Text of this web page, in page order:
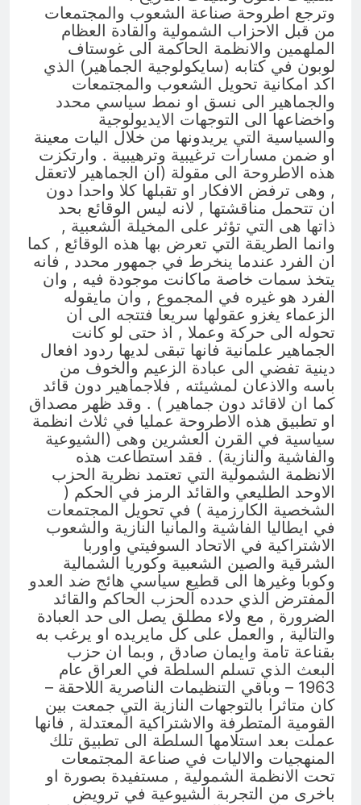
وترجع اطروحة صناعة الشعوب والمجتمعات
من قبل الاحزاب الشمولية والقادة العظام
الملهمين والانظمة الحاكمة الى غوستاف
لوبون في كتابه (سايكولوجية الجماهير) الذي
اكد امكانية تحويل الشعوب والمجتمعات
والجماهير الى نسق او نمط سياسي محدد
واخضاعها الى التوجهات الايديولوجية
والسياسية التي يريدونها من خلال اليات معينة
او ضمن مسارات ترغيبية وترهيبية . وارتكزت
هذه الاطروحة الى مقولة (ان الجماهير لاتعقل
, وهى ترفض الافكار او تقبلها كلا واحدا دون
ان تتحمل مناقشتها , لانه ليس الوقائع بحد
ذاتها هى التي تؤثر على المخيلة الشعبية ,
وانما الطريقة التي تعرض بها هذه الوقائع , كما
ان الفرد عندما ينخرط في جمهور محدد , فانه
يتخذ سمات خاصة ماكانت موجودة فيه , وان
الفرد هو غيره في المجموع , وان مايقوله
الزعماء يغزو عقولها سريعا فتتجه الى ان
تحوله الى حركة وعملا , اذ حتى لو كانت
الجماهير علمانية فانها تبقى لديها ردود افعال
دينية تفضي الى عبادة الزعيم والخوف من
باسه والاذعان لمشيئته , فلاجماهير دون قائد
كما ان لاقائد دون جماهير ) . وقد ظهر مصداق
او تطبيق هذه الاطروحة عمليا في ثلاث انظمة
سياسية في القرن العشرين وهى (الشيوعية
والفاشية والنازية) . فقد استطاعت هذه
الانظمة الشمولية التي تعتمد نظرية الحزب
الاوحد الطليعي والقائد الرمز في الحكم (
الشخصية الكارزمية ) في تحويل المجتمعات
في ايطاليا الفاشية والمانيا النازية والشعوب
الاشتراكية في الاتحاد السوفيتي واوربا
الشرقية والصين الشعبية وكوريا الشمالية
وكوبا وغيرها الى قطيع سياسي هائج ضد العدو
المفترض الذي حدده الحزب الحاكم والقائد
الضرورة , مع ولاء مطلق يصل الى حد العبادة
والتالية , والعمل على كل مايريده او يرغب به
بقناعة تامة وايمان صادق , وبما ان حزب
البعث الذي تسلم السلطة في العراق عام
1963 – وباقي التنظيمات الناصرية اللاحقة –
كان متاثرا بالتوجهات النازية التي جمعت بين
القومية المتطرفة والاشتراكية المعتدلة , فانها
عملت بعد استلامها السلطة الى تطبيق تلك
المنهجيات والاليات في صناعة المجتمعات
تحت الانظمة الشمولية , مستفيدة بصورة او
باخرى من التجربة الشيوعية في ترويض